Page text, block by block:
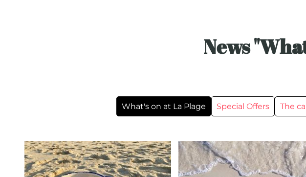
News
What's on at La Plage Special Offers The